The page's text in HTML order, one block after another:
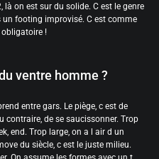
on est sur du solide. C est le genre
footing improvisé. C est comme
obligatoire !
ventre homme ?
entre gars. Le piège, c est de
contraire, de se saucissonner. Trop
end. Trop large, on a l air d un
du siècle, c est le juste milieu.